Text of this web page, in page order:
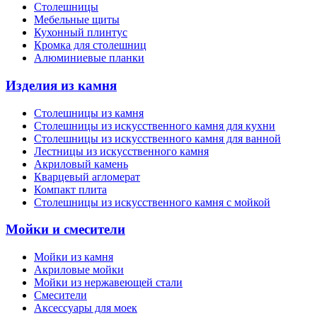
Столешницы
Мебельные щиты
Кухонный плинтус
Кромка для столешниц
Алюминиевые планки
Изделия из камня
Столешницы из камня
Cтолешницы из искусственного камня для кухни
Cтолешницы из искусственного камня для ванной
Лестницы из искусственного камня
Акриловый камень
Кварцевый агломерат
Компакт плита
Столешницы из искусственного камня с мойкой
Мойки и смесители
Мойки из камня
Акриловые мойки
Мойки из нержавеющей стали
Смесители
Аксессуары для моек